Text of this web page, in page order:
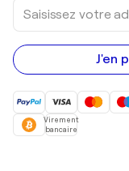
Saisissez
votre
adresse
e-
mail
J'en
Virement
bancaire